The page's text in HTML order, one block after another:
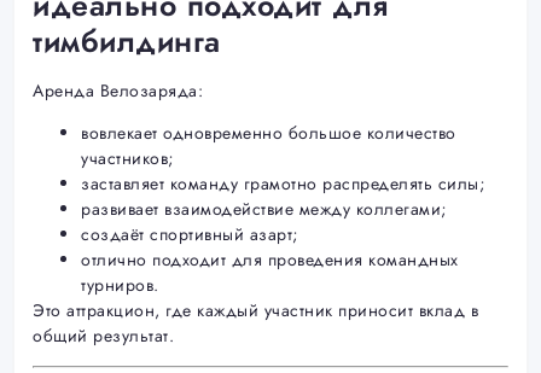
тимбилдинга
Аренда Велозаряда:
вовлекает одновременно большое количество
участников;
заставляет команду грамотно распределять силы;
развивает взаимодействие между коллегами;
создаёт спортивный азарт;
отлично подходит для проведения командных
турниров.
Это аттракцион, где каждый участник приносит вклад в
общий результат.